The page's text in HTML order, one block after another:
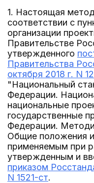
1. Настоящая
соответствии с
организации
Правительстве
утвержденного
Правительства
октября 2018 г. N
"Национальный
Федерации.
национальные
государственные
Федерации.
Общие положения
применяемым при
утвержденным и
приказом
N 1521-ст.